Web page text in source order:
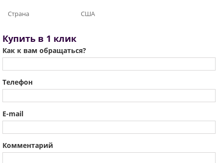
Страна США
Купить в 1 клик
Как к вам обращаться?
Телефон
E-mail
Комментарий